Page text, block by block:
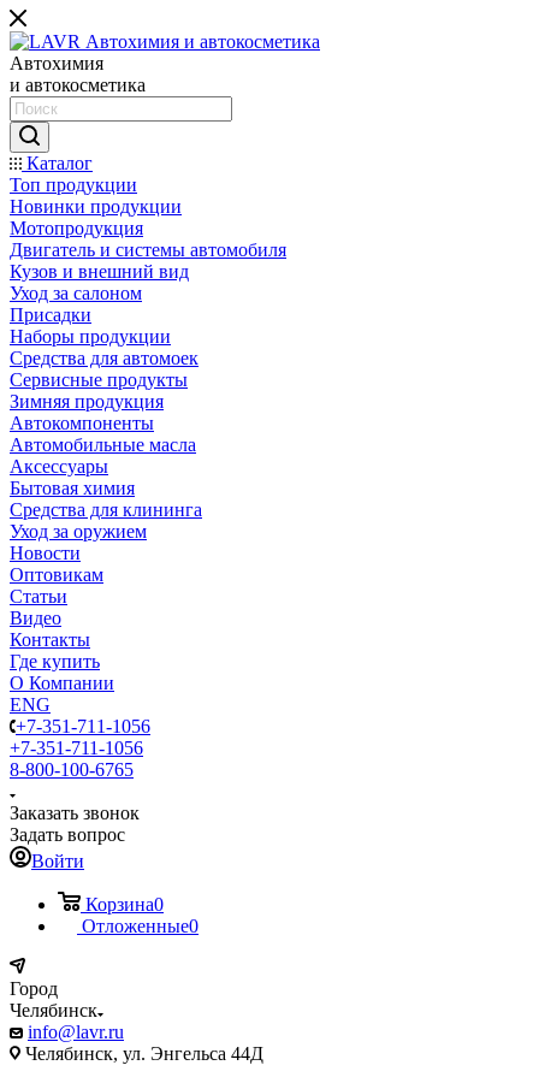
Автохимия
и автокосметика
Каталог
Топ продукции
Новинки продукции
Мотопродукция
Двигатель и системы автомобиля
Кузов и внешний вид
Уход за салоном
Присадки
Наборы продукции
Средства для автомоек
Сервисные продукты
Зимняя продукция
Автокомпоненты
Автомобильные масла
Аксессуары
Бытовая химия
Средства для клининга
Уход за оружием
Новости
Оптовикам
Статьи
Видео
Контакты
Где купить
О Компании
ENG
+7-351-711-1056
+7-351-711-1056
8-800-100-6765
Заказать звонок
Задать вопрос
Войти
Корзина0
Отложенные0
Город
Челябинск
info@lavr.ru
Челябинск, ул. Энгельса 44Д